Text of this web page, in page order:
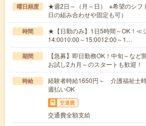
曜日頻度
★週2日～（月～日） ※希望のシフ
日の組み合わせや固定も可）
時間
★【日勤のみ】1日5時間～OK！≪
14:0010:00～15:0012:00～1…
期間
【急募】即日勤務OK！中旬～な
お試し2カ月～のスタートも歓迎！
時給
経験者時給1650円～ 介護福祉士
週払いOK
交通費
交通費全額支給